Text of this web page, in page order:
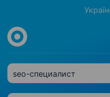
seo-специалист